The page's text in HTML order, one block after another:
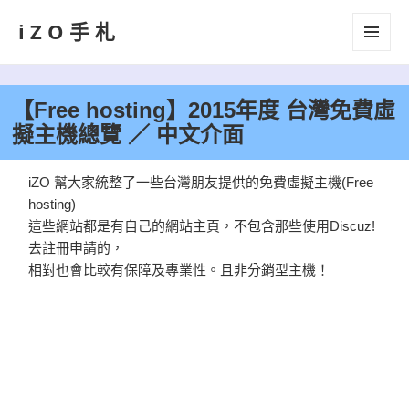
iZO手札
【Free hosting】2015年度 台灣免費虛
擬主機總覽 ／ 中文介面
iZO 幫大家統整了一些台灣朋友提供的免費虛擬主機(Free
hosting)
這些網站都是有自己的網站主頁，不包含那些使用Discuz!
去註冊申請的，
相對也會比較有保障及專業性。且非分銷型主機！